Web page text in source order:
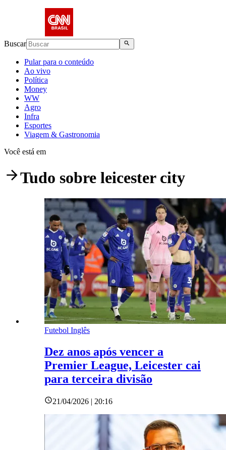
Buscar
Pular para o conteúdo
Ao vivo
Política
Money
WW
Agro
Infra
Esportes
Viagem & Gastronomia
Você está em
Tudo sobre leicester city
Futebol Inglês
Dez anos após vencer a
Premier League, Leicester cai
para terceira divisão
21/04/2026 | 20:16